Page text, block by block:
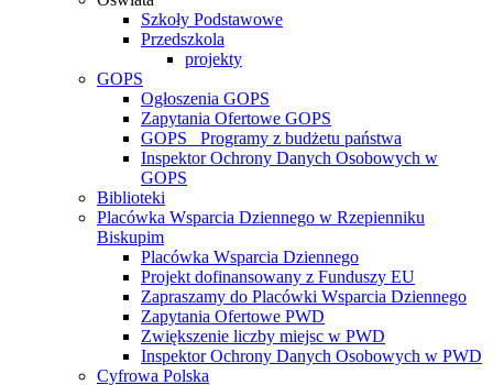
Szkoły Podstawowe
Przedszkola
projekty
GOPS
Ogłoszenia GOPS
Zapytania Ofertowe GOPS
GOPS_ Programy z budżetu państwa
Inspektor Ochrony Danych Osobowych w
GOPS
Biblioteki
Placówka Wsparcia Dziennego w Rzepienniku
Biskupim
Placówka Wsparcia Dziennego
Projekt dofinansowany z Funduszy EU
Zapraszamy do Placówki Wsparcia Dziennego
Zapytania Ofertowe PWD
Zwiększenie liczby miejsc w PWD
Inspektor Ochrony Danych Osobowych w PWD
Cyfrowa Polska